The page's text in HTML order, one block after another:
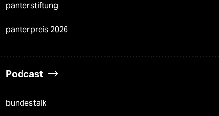
panterstiftung
panterpreis 2026
Podcast
bundestalk